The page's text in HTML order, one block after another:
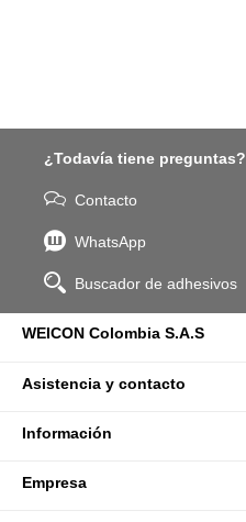
¿Todavía tiene preguntas?
Contacto
WhatsApp
Buscador de adhesivos
WEICON Colombia S.A.S
Asistencia y contacto
Información
Empresa